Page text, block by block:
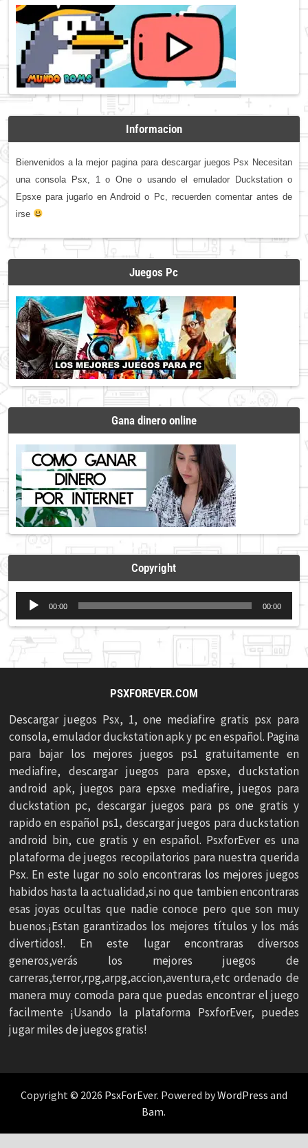
Informacion
Bienvenidos a la mejor pagina para descargar juegos Psx Necesitan
una consola Psx, 1 o One o usando el emulador Duckstation o
Epsxe para jugarlo en Android o Pc, recuerden comentar antes de
irse
Juegos Pc
Gana dinero online
Copyright
Reproductor
de
audio
00:00 00:00
PSXFOREVER.COM
Descargar juegos Psx, 1, one mediafire gratis psx para
consola, emulador duckstation apk y pc en español. Pagina
para bajar los mejores juegos ps1 gratuitamente en
mediafire, descargar juegos para epsxe, duckstation
android apk, juegos para epsxe mediafire, juegos para
duckstation pc, descargar juegos para ps one gratis y
rapido en español ps1, descargar juegos para duckstation
android bin, cue gratis y en español. PsxforEver es una
plataforma de juegos recopilatorios para nuestra querida
Psx. En este lugar no solo encontraras los mejores juegos
habidos hasta la actualidad,si no que tambien encontraras
esas joyas ocultas que nadie conoce pero que son muy
buenos.¡Estan garantizados los mejores títulos y los más
divertidos!. En este lugar encontraras diversos
generos,verás los mejores juegos de
carreras,terror,rpg,arpg,accion,aventura,etc ordenado de
manera muy comoda para que puedas encontrar el juego
facilmente ¡Usando la plataforma PsxforEver, puedes
jugar miles de juegos gratis!
Copyright © 2026 PsxForEver. Powered byWordPress and
Bam.